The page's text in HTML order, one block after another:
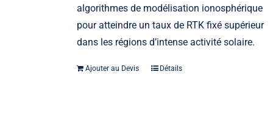
algorithmes de modélisation ionosphérique
pour atteindre un taux de RTK fixé supérieur
dans les régions d’intense activité solaire.
Ajouter au Devis Détails